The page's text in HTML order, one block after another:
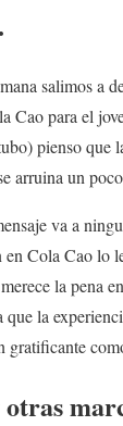
salimos a
Cao para el
pienso que
arruina un
va a
en Cola Cao lo
la pena
que la
gratificante